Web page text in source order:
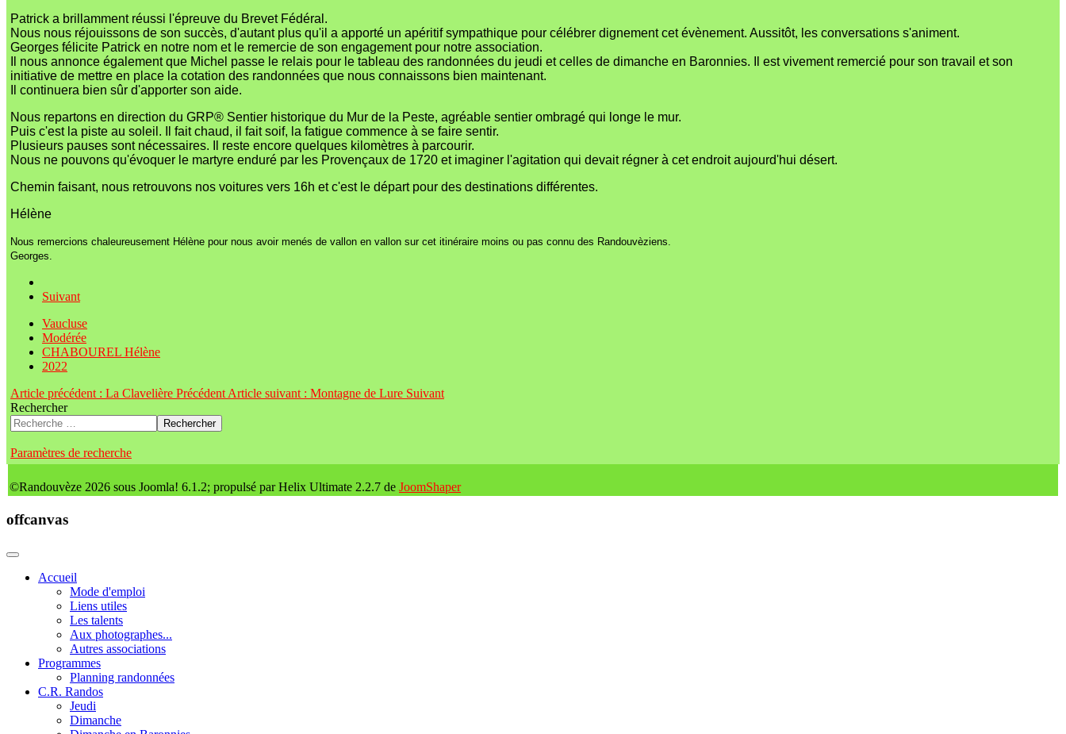
Patrick a brillamment réussi l'épreuve du Brevet Fédéral.
Nous nous réjouissons de son succès, d'autant plus qu'il a apporté un apéritif sympathique pour célébrer dignement cet évènement. Aussitôt, les conversations s'animent.
Georges félicite Patrick en notre nom et le remercie de son engagement pour notre association.
Il nous annonce également que Michel passe le relais pour le tableau des randonnées du jeudi et celles de dimanche en Baronnies. Il est vivement remercié pour son travail et son
initiative de mettre en place la cotation des randonnées que nous connaissons bien maintenant.
Il continuera bien sûr d'apporter son aide.
Nous repartons en direction du GRP® Sentier historique du Mur de la Peste, agréable sentier ombragé qui longe le mur.
Puis c'est la piste au soleil. Il fait chaud, il fait soif, la fatigue commence à se faire sentir.
Plusieurs pauses sont nécessaires. Il reste encore quelques kilomètres à parcourir.
Nous ne pouvons qu'évoquer le martyre enduré par les Provençaux de 1720 et imaginer l'agitation qui devait régner à cet endroit aujourd'hui désert.
Chemin faisant, nous retrouvons nos voitures vers 16h et c'est le départ pour des destinations différentes.
Hélène
Nous remercions chaleureusement Hélène pour nous avoir menés de vallon en vallon sur cet itinéraire moins ou pas connu des Randouvèziens.
Georges.
Suivant
Vaucluse
Modérée
CHABOUREL Hélène
2022
Article précédent : La Clavelière Précédent Article suivant : Montagne de Lure Suivant
Rechercher
Rechercher
Paramètres de recherche
©Randouvèze 2026 sous Joomla! 6.1.2; propulsé par Helix Ultimate 2.2.7 de JoomShaper
offcanvas
Accueil
Mode d'emploi
Liens utiles
Les talents
Aux photographes...
Autres associations
Programmes
Planning randonnées
C.R. Randos
Jeudi
Dimanche